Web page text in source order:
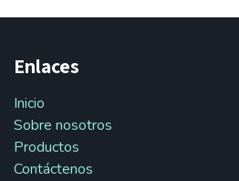
Enlaces
Inicio
Sobre nosotros
Productos
Contáctenos